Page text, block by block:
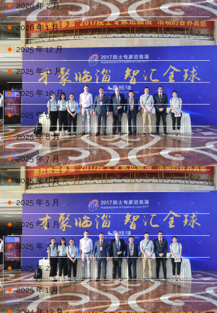
2026 年 2 月
2026 年 1 月
2025 年 12 月
2025 年 11 月
2025 年 10 月
2025 年 9 月
2025 年 8 月
2025 年 7 月
2025 年 6 月
2025 年 5 月
2025 年 4 月
2025 年 3 月
2025 年 2 月
2025 年 1 月